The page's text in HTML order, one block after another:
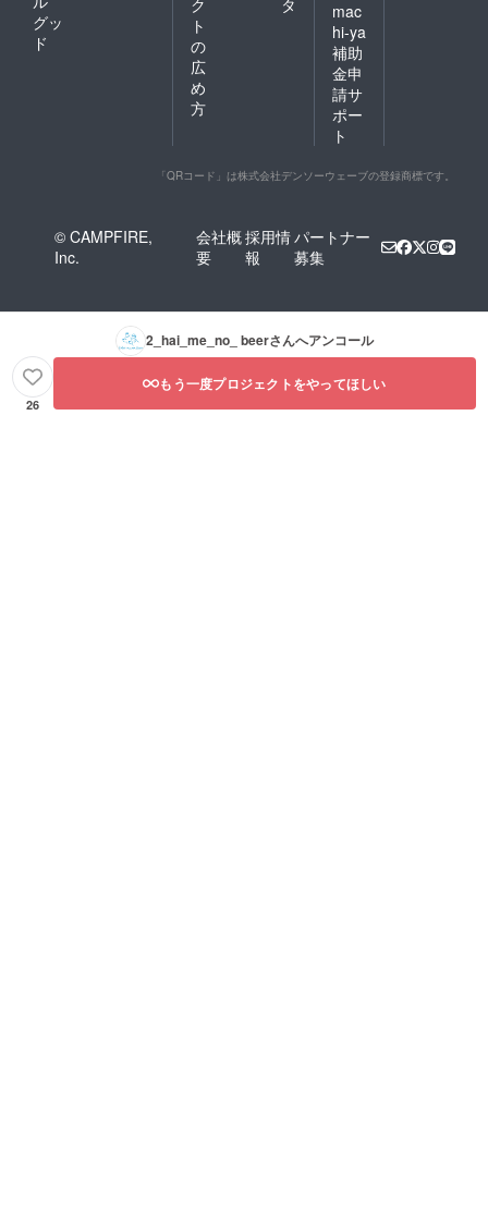
グッ
ド
ト
の
広
め
方
mac
hi-ya
補助
金申
請サ
ポー
ト
「QRコード」は株式会社デンソーウェーブの登録商標です。
© CAMPFIRE,
Inc.
会社概
要
採用情
報
パートナー
募集
2_hai_me_no_ beerさんへアンコール
26
もう一度プロジェクトをやってほしい